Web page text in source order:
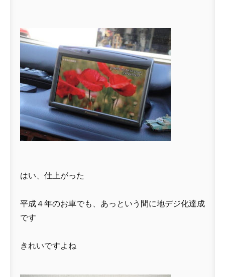
はい、仕上がった
平成４年のお車でも、あっという間に地デジ化達成
です
きれいですよね